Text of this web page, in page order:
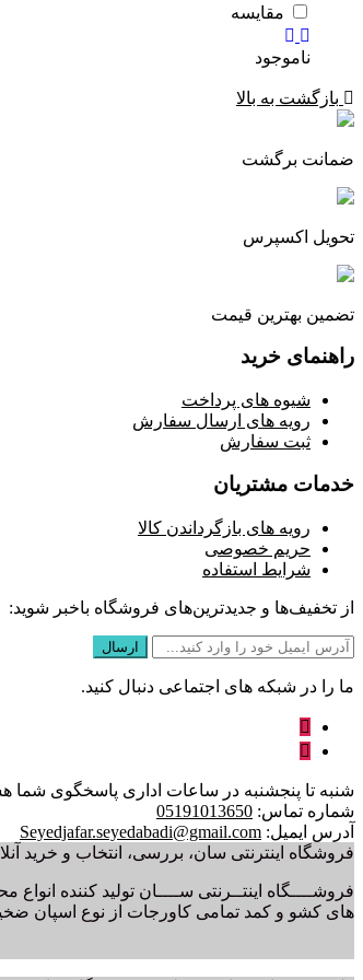
مقایسه
بازگشت به بالا
ضمانت برگشت
تحویل اکسپرس
تضمین بهترین قیمت
راهنمای خرید
شیوه های پرداخت
رویه های ارسال سفارش
ثبت سفارش
خدمات مشتریان
رویه های بازگرداندن کالا
حریم خصوصی
شرایط استفاده
از تخفیف‌ها و جدیدترین‌های فروشگاه باخبر شوید:
ما را در شبکه های اجتماعی دنبال کنید.
شنبه تا پنجشنبه در ساعات اداری پاسخگوی شما
شماره تماس: 05191013650
آدرس ایمیل: Seyedjafar.seyedabadi@gmail.com
فروشگاه اینترنتی سان، بررسی، انتخاب و خرید
فروشــــگاه اینتــرنتی ســــان تولید کننده
های کشو و کمد تمامی کاورجات از نوع اسپان